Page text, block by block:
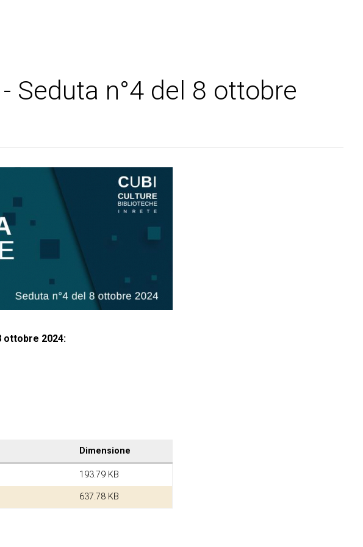
Seduta n°4 del 8 ottobre
ottobre 2024:
Dimensione
193.79 KB
637.78 KB